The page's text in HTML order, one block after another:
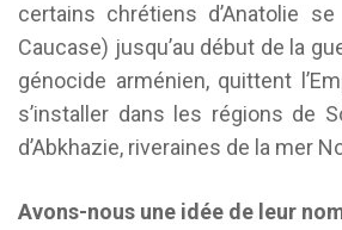
certains chrétiens d’Anatolie
Caucase) jusqu’au début de la
génocide arménien, quittent
s’installer dans les régions de
d’Abkhazie, riveraines de la mer
Avons-nous une idée de leur